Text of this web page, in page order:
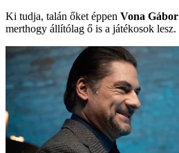
Ki tudja, talán őket éppen Vona Gábor
merthogy állítólag ő is a játékosok lesz.